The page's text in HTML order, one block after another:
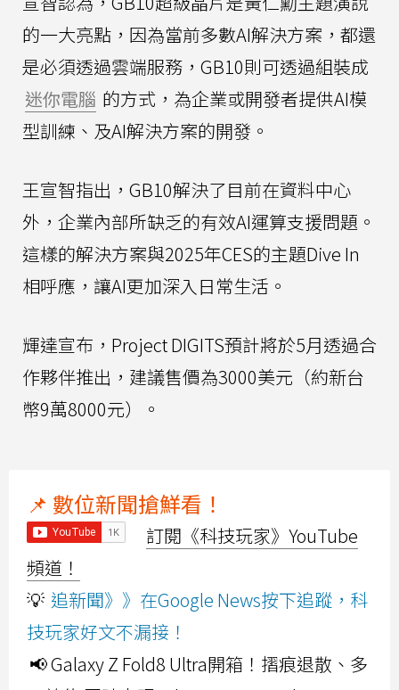
的一大亮點，因為當前多數AI解決方案，都還
是必須透過雲端服務，GB10則可透過組裝成
迷你電腦 的方式，為企業或開發者提供AI模
型訓練、及AI解決方案的開發。
王宣智指出，GB10解決了目前在資料中心
外，企業內部所缺乏的有效AI運算支援問題。
這樣的解決方案與2025年CES的主題Dive In
相呼應，讓AI更加深入日常生活。
輝達宣布，Project DIGITS預計將於5月透過合
作夥伴推出，建議售價為3000美元（約新台
幣9萬8000元）。
📌 數位新聞搶鮮看！
訂閱《科技玩家》YouTube
頻道！
💡 追新聞》》在Google News按下追蹤，科
技玩家好文不漏接！
📢 Galaxy Z Fold8 Ultra開箱！摺痕退散、多